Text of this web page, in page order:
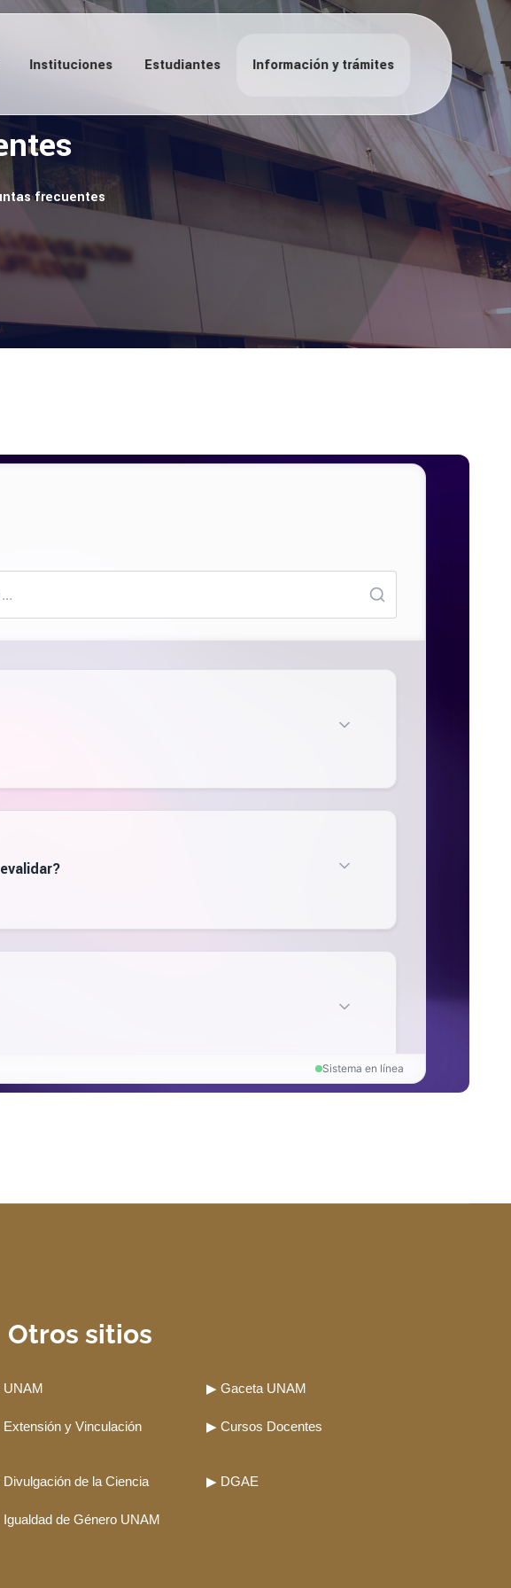
Instituciones Estudiantes Información y trámites
frecuentes
parcial de bachillerato?
Sistema en línea
Otros sitios
▶ Gaceta UNAM
y Vinculación ▶ Cursos Docentes
de la Ciencia ▶ DGAE
de Género UNAM